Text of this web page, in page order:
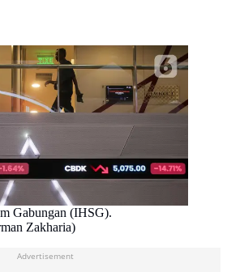
Gabungan (IHSG).
Zakharia)
Advertisement